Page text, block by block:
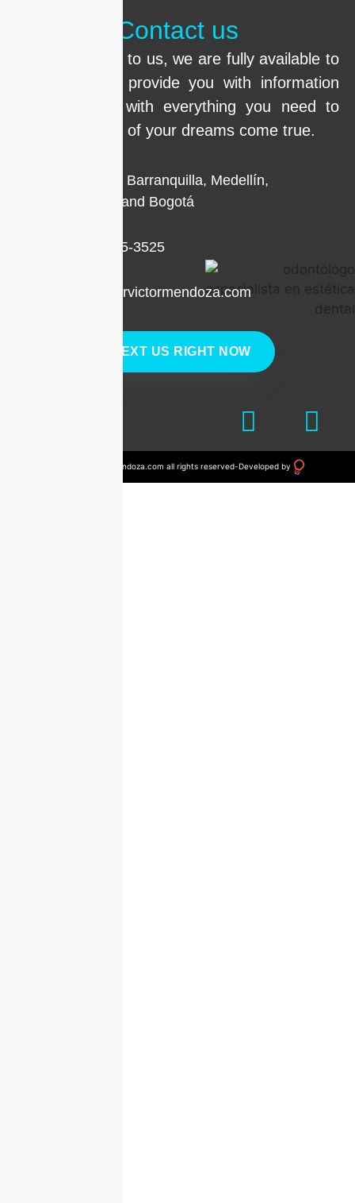
Contact us
Call us or write to us, we are fully available to
clarify doubts, provide you with information
and help you with everything you need to
make the smile of your dreams come true.
Locations in Barranquilla, Medellín,
Cartagena, and Bogotá
+1 (786) 205-3525
contacto@drvictormendoza.com
TEXT US RIGHT NOW
© 2023 drvictormendoza.com all rights reserved-Developed by